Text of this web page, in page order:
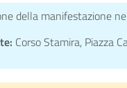
della manifestazione
Corso Stamira, Piazza